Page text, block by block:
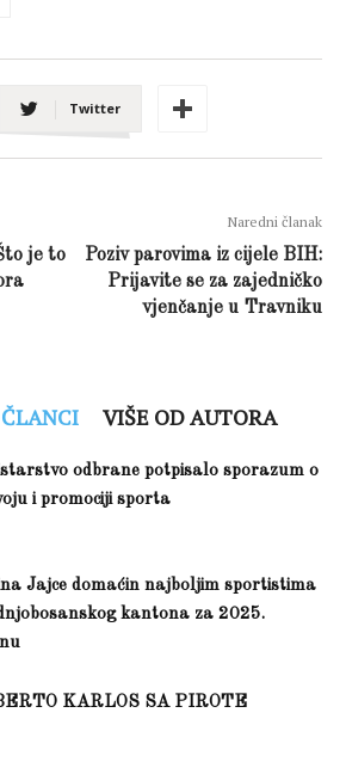
Twitter
je to
Naredni članak
Poziv parovima iz cijele BIH:
Prijavite se za zajedničko
vjenčanje u Travniku
VIŠE OD AUTORA
odbrane potpisalo sporazum o
i promociji sporta
Jajce domaćin najboljim sportistima
kantona za 2025.
KARLOS SA PIROTE